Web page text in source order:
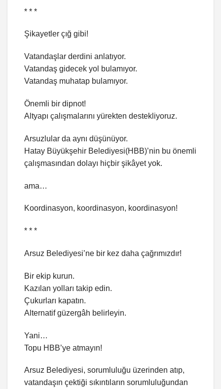
* * *
Şikayetler çığ gibi!
Vatandaşlar derdini anlatıyor.
Vatandaş gidecek yol bulamıyor.
Vatandaş muhatap bulamıyor.
Önemli bir dipnot!
Altyapı çalışmalarını yürekten destekliyoruz.
Arsuzlular da aynı düşünüyor.
Hatay Büyükşehir Belediyesi(HBB)’nin bu önemli
çalışmasından dolayı hiçbir şikâyet yok.
ama…
Koordinasyon, koordinasyon, koordinasyon!
* * *
Arsuz Belediyesi’ne bir kez daha çağrımızdır!
Bir ekip kurun.
Kazılan yolları takip edin.
Çukurları kapatın.
Alternatif güzergâh belirleyin.
Yani…
Topu HBB’ye atmayın!
Arsuz Belediyesi, sorumluluğu üzerinden atıp,
vatandaşın çektiği sıkıntıların sorumluluğundan